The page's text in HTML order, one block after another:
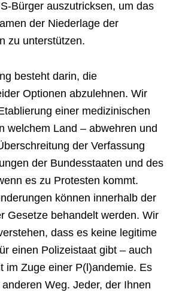
Bürger auszutricksen, um das
der Niederlage der
zu unterstützen.
besteht darin, die
Optionen abzulehnen. Wir
einer medizinischen
welchem Land – abwehren und
der Verfassung
der Bundesstaaten und des
es zu Protesten kommt.
können innerhalb der
Gesetze behandelt werden. Wir
dass es keine legitime
einen Polizeistaat gibt – auch
im Zuge einer P(l)andemie. Es
Weg. Jeder, der Ihnen